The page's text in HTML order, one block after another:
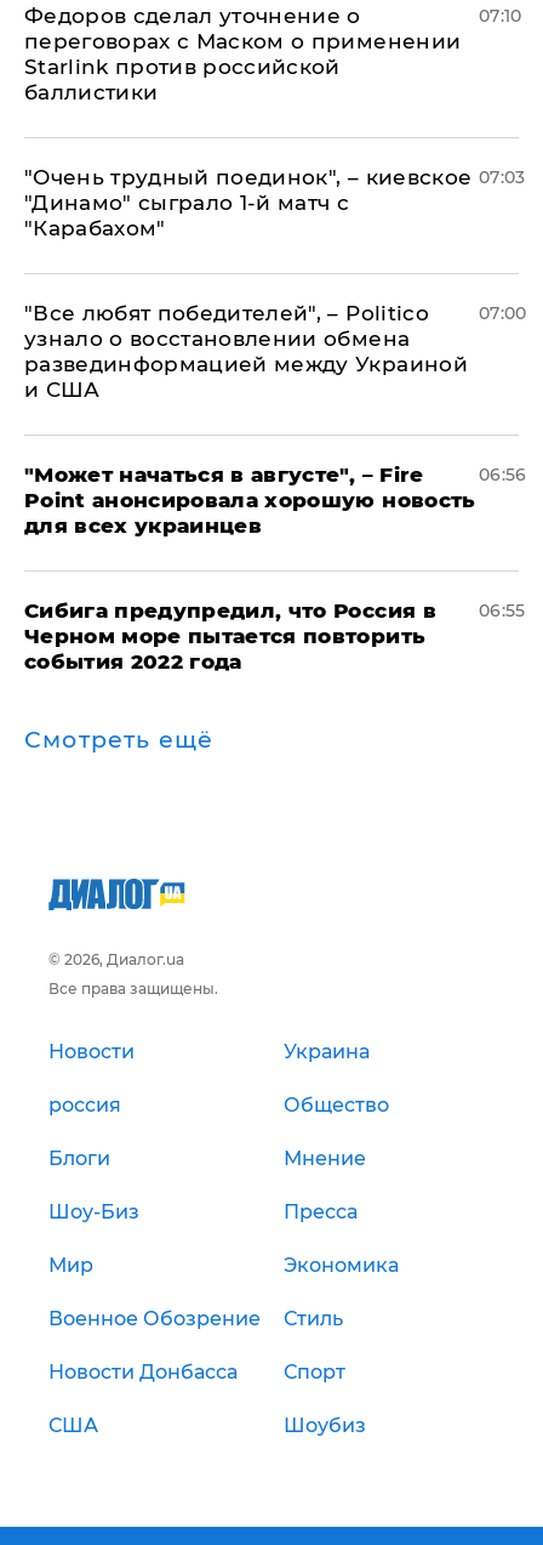
Федоров сделал уточнение о
переговорах с Маском о применении
Starlink против российской
баллистики
07:10
"Очень трудный поединок", – киевское
"Динамо" сыграло 1-й матч с
"Карабахом"
07:03
​"Все любят победителей", – Politico
узнало о восстановлении обмена
развединформацией между Украиной
и США
07:00
"Может начаться в августе", – Fire
Point анонсировала хорошую новость
для всех украинцев
06:56
Сибига предупредил, что Россия в
Черном море пытается повторить
события 2022 года
06:55
Смотреть ещё
© 2026, Диалог.ua
Все права защищены.
Новости Украина
россия Общество
Блоги Мнение
Шоу-Биз Пресса
Мир Экономика
Военное Обозрение Стиль
Новости Донбасса Спорт
США Шоубиз